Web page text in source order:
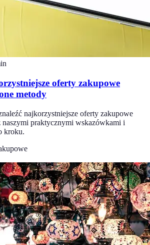
oferty zakupowe
metody
najkorzystniejsze oferty zakupowe
naszymi praktycznymi wskazówkami i
kroku.